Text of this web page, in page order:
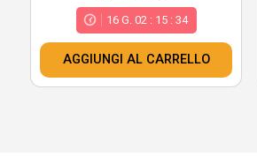
16 G. 02 : 15 :32
AGGIUNGI AL CARRELLO